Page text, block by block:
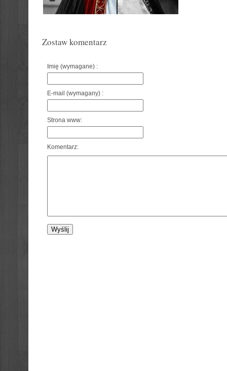
Zostaw komentarz
Imię (wymagane) :
E-mail (wymagany) :
Strona www:
Komentarz: